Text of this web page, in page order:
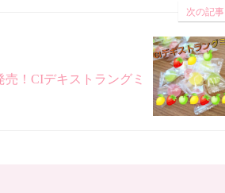
次の記事
売！CIデキストラングミ